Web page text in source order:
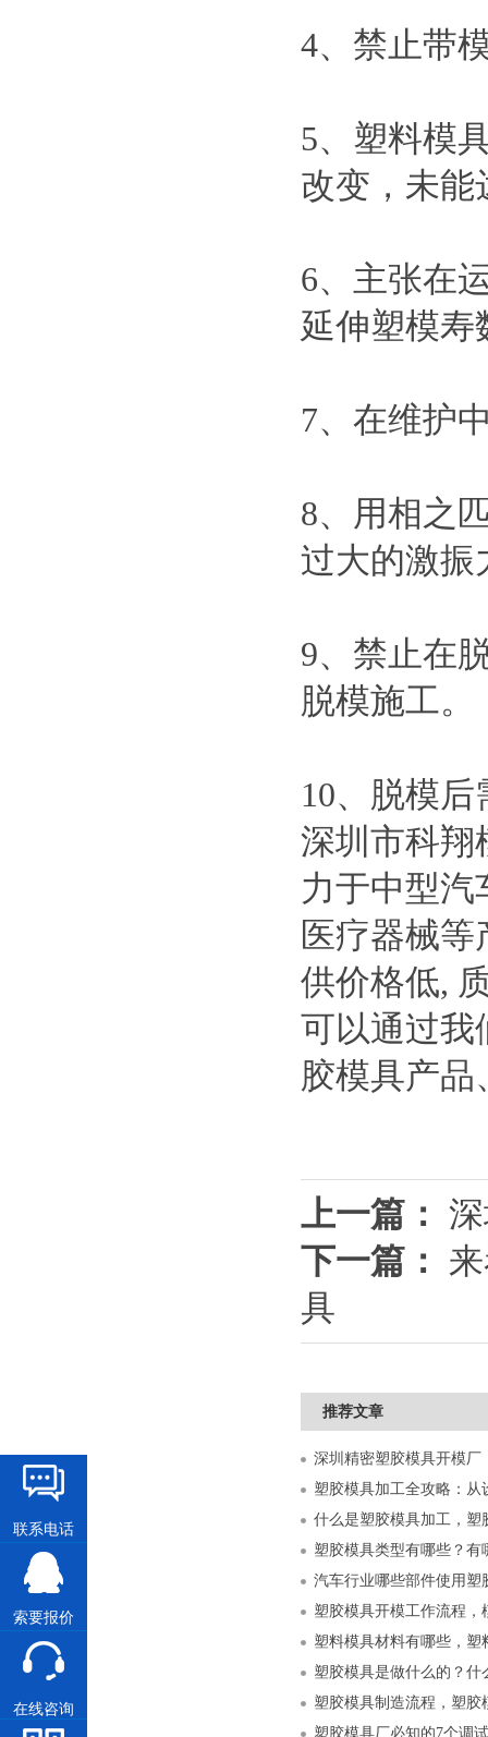
4、禁止带
5、塑料模
改变，未能
6、主张在
延伸塑模寿
7、在维护
8、用相之
过大的激振
9、禁止在
脱模施工。
10、脱模
深圳市科翔
力于中型汽
医疗器械
供价格低,
可以通过我
胶模具产
上一篇：
下一篇：
具
推荐文章
什么是塑胶模具加工，塑
塑胶模具类型有哪些？有
汽车行业哪些部件使用塑
塑胶模具开模工作流程，
塑料模具材料有哪些，塑
塑胶模具是做什么的？什
塑胶模具制造流程，塑胶
塑胶模具厂必知的7个调
联系电话
索要报价
在线咨询